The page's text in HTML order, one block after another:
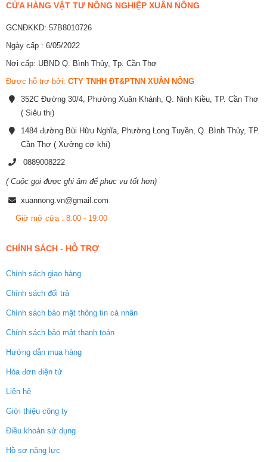
CỬA HÀNG VẬT TƯ NÔNG NGHIỆP XUÂN NÔNG
GCNĐKKD: 57B8010726
Ngày cấp : 6/05/2022
Nơi cấp: UBND Q. Bình Thủy, Tp. Cần Thơ
Được hỗ trợ bởi: CTY TNHH ĐT&PTNN XUÂN NÔNG
352C Đường 30/4, Phường Xuân Khánh, Q. Ninh Kiều, TP. Cần Thơ
( Siêu thị)
1484 đường Bùi Hữu Nghĩa, Phường Long Tuyền, Q. Bình Thủy, TP.
Cần Thơ ( Xưởng cơ khí)
0889008222
( Cuộc gọi được ghi âm để phục vụ tốt hơn)
xuannong.vn@gmail.com
Giờ mở cửa : 8:00 - 19:00
CHÍNH SÁCH - HỖ TRỢ
Chính sách giao hàng
Chính sách đổi trả
Chính sách bảo mật thông tin cá nhân
Chính sách bảo mật thanh toán
Hướng dẫn mua hàng
Hóa đơn điện tử
Liên hệ
Giới thiệu công ty
Điều khoản sử dụng
Hồ sơ năng lực